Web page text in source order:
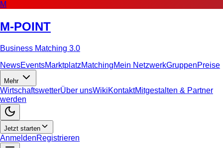
M
M-POINT
Business Matching 3.0
NewsEventsMarktplatzMatchingMein NetzwerkGruppenPreise
Mehr
WirtschaftswetterÜber unsWikiKontaktMitgestalten & Partner
werden
Jetzt starten
AnmeldenRegistrieren